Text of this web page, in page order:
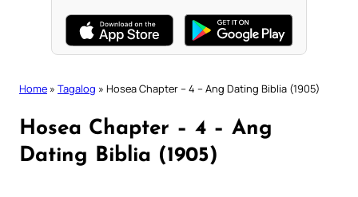
Home » Tagalog » Hosea Chapter – 4 – Ang Dating Biblia (1905)
Hosea Chapter – 4 – Ang
Dating Biblia (1905)